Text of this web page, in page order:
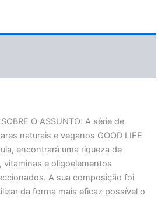
O ASSUNTO: A série de
naturais e veganos GOOD LIFE
encontrará uma riqueza de
e oligoelementos
A sua composição foi
da forma mais eficaz possível o